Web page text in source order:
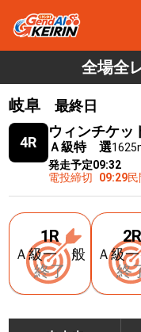
全場全
岐阜
最終日
4R
ウィンチケッ
Ａ級特 選
発走予定09:32
電投締切
09:29民
1R
Ａ級一 般
終了
2R
Ａ級
終